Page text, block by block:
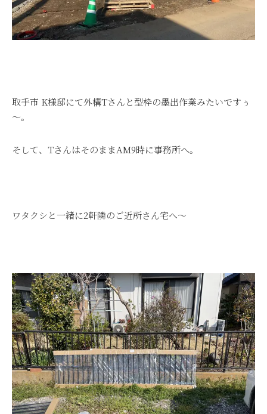
取手市 K様邸にて外構Tさんと型枠の墨出作業みたいですぅ
～。
そして、TさんはそのままAM9時に事務所へ。
ワタクシと一緒に2軒隣のご近所さん宅へ～